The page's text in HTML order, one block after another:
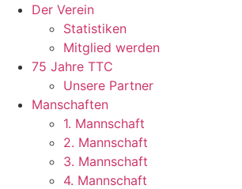
Der Verein
Statistiken
Mitglied werden
75 Jahre TTC
Unsere Partner
Manschaften
1. Mannschaft
2. Mannschaft
3. Mannschaft
4. Mannschaft